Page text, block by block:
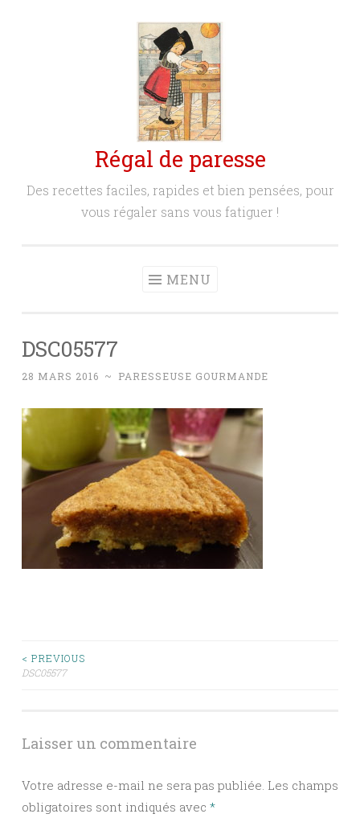
Régal de paresse
Des recettes faciles, rapides et bien pensées, pour
vous régaler sans vous fatiguer !
MENU
DSC05577
28 MARS 2016 ~ PARESSEUSE GOURMANDE
Navigation
articles
< PREVIOUS
DSC05577
Laisser un commentaire
Votre adresse e-mail ne sera pas publiée. Les champs
obligatoires sont indiqués avec *